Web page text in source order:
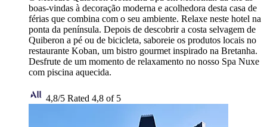
boas-vindas à decoração moderna e acolhedora desta casa de
férias que combina com o seu ambiente. Relaxe neste hotel na
ponta da península. Depois de descobrir a costa selvagem de
Quiberon a pé ou de bicicleta, saboreie os produtos locais no
restaurante Koban, um bistro gourmet inspirado na Bretanha.
Desfrute de um momento de relaxamento no nosso Spa Nuxe
com piscina aquecida.
4,8/5 Rated 4,8 of 5